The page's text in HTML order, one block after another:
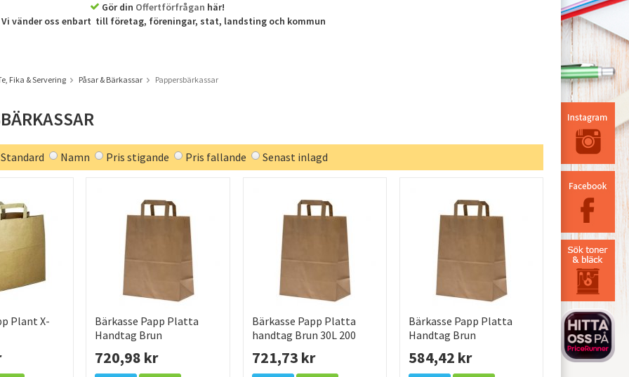
Gör din Offertförfrågan här!
Vi vänder oss enbart till företag, föreningar, stat, landsting och kommun
Fika & Servering Påsar & Bärkassar Pappersbärkassar
Standard Namn Pris stigande Pris fallande Senast inlagd
Plant X-
250
Bärkasse Papp Platta
Handtag Brun
320x160x390mm 26L 200
/KRT
720,98 kr
Bärkasse Papp Platta
handtag Brun 30L 200
721,73 kr
Bärkasse Papp Platta
Handtag Brun
320x170x430mm 30L 225
/KRT
584,42 kr